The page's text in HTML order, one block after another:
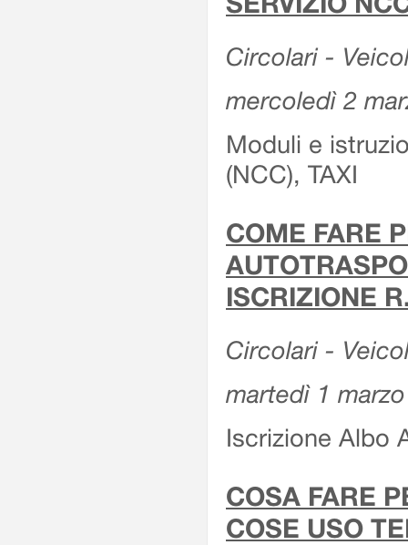
Circolari -
mercoledì 2
Moduli e
(NCC), TAXI
COME FARE
ISCRIZIONE
Circolari -
martedì 1
Iscrizione Albo
COSA FARE
COSE USO